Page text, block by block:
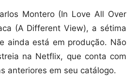
Montero (In Love All Over
(A Different View), a sétima
ainda está em produção. Não
na Netflix, que conta com
anteriores em seu catálogo.